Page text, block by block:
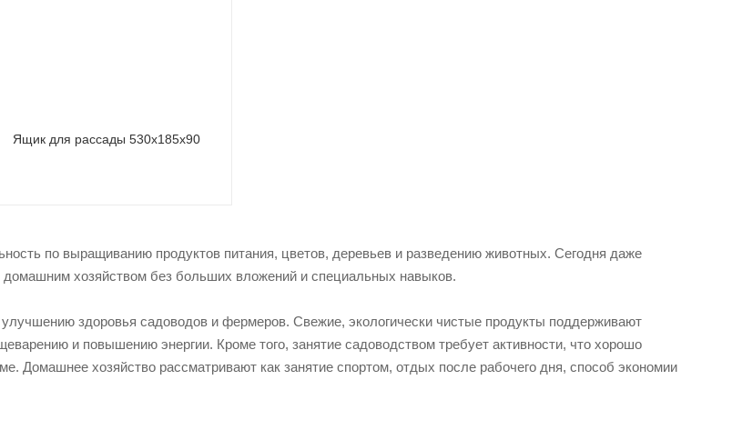
Ящик для рассады 530х185х90
по выращиванию продуктов питания, цветов, деревьев и разведению животных. Сегодня даже
хозяйством без больших вложений и специальных навыков.
здоровья садоводов и фермеров. Свежие, экологически чистые продукты поддерживают
и повышению энергии. Кроме того, занятие садоводством требует активности, что хорошо
Домашнее хозяйство рассматривают как занятие спортом, отдых после рабочего дня, способ экономии